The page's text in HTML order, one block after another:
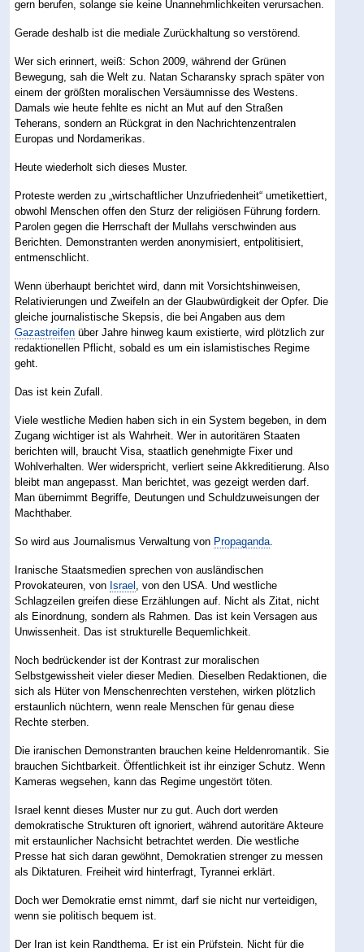
gern berufen, solange sie keine Unannehmlichkeiten verursachen.
Gerade deshalb ist die mediale Zurückhaltung so verstörend.
Wer sich erinnert, weiß: Schon 2009, während der Grünen
Bewegung, sah die Welt zu. Natan Scharansky sprach später von
einem der größten moralischen Versäumnisse des Westens.
Damals wie heute fehlte es nicht an Mut auf den Straßen
Teherans, sondern an Rückgrat in den Nachrichtenzentralen
Europas und Nordamerikas.
Heute wiederholt sich dieses Muster.
Proteste werden zu „wirtschaftlicher Unzufriedenheit“ umetikettiert,
obwohl Menschen offen den Sturz der religiösen Führung fordern.
Parolen gegen die Herrschaft der Mullahs verschwinden aus
Berichten. Demonstranten werden anonymisiert, entpolitisiert,
entmenschlicht.
Wenn überhaupt berichtet wird, dann mit Vorsichtshinweisen,
Relativierungen und Zweifeln an der Glaubwürdigkeit der Opfer. Die
gleiche journalistische Skepsis, die bei Angaben aus dem
Gazastreifen über Jahre hinweg kaum existierte, wird plötzlich zur
redaktionellen Pflicht, sobald es um ein islamistisches Regime
geht.
Das ist kein Zufall.
Viele westliche Medien haben sich in ein System begeben, in dem
Zugang wichtiger ist als Wahrheit. Wer in autoritären Staaten
berichten will, braucht Visa, staatlich genehmigte Fixer und
Wohlverhalten. Wer widerspricht, verliert seine Akkreditierung. Also
bleibt man angepasst. Man berichtet, was gezeigt werden darf.
Man übernimmt Begriffe, Deutungen und Schuldzuweisungen der
Machthaber.
So wird aus Journalismus Verwaltung von Propaganda
Iranische Staatsmedien sprechen von ausländischen
Provokateuren, von Israel
, von den USA. Und westliche
Schlagzeilen greifen diese Erzählungen auf. Nicht als Zitat, nicht
als Einordnung, sondern als Rahmen. Das ist kein Versagen aus
Unwissenheit. Das ist strukturelle Bequemlichkeit.
Noch bedrückender ist der Kontrast zur moralischen
Selbstgewissheit vieler dieser Medien. Dieselben Redaktionen, die
sich als Hüter von Menschenrechten verstehen, wirken plötzlich
erstaunlich nüchtern, wenn reale Menschen für genau diese
Rechte sterben.
Die iranischen Demonstranten brauchen keine Heldenromantik. Sie
brauchen Sichtbarkeit. Öffentlichkeit ist ihr einziger Schutz. Wenn
Kameras wegsehen, kann das Regime ungestört töten.
Israel kennt dieses Muster nur zu gut. Auch dort werden
demokratische Strukturen oft ignoriert, während autoritäre Akteure
mit erstaunlicher Nachsicht betrachtet werden. Die westliche
Presse hat sich daran gewöhnt, Demokratien strenger zu messen
als Diktaturen. Freiheit wird hinterfragt, Tyrannei erklärt.
Doch wer Demokratie ernst nimmt, darf sie nicht nur verteidigen,
wenn sie politisch bequem ist.
Der Iran ist kein Randthema. Er ist ein Prüfstein. Nicht für die